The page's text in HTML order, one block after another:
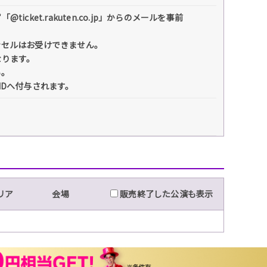
@ticket.rakuten.co.jp」からのメールを事前
ルはお受けできません。
ます。
付与されます。
ア 会場 販売終了した公演も表示